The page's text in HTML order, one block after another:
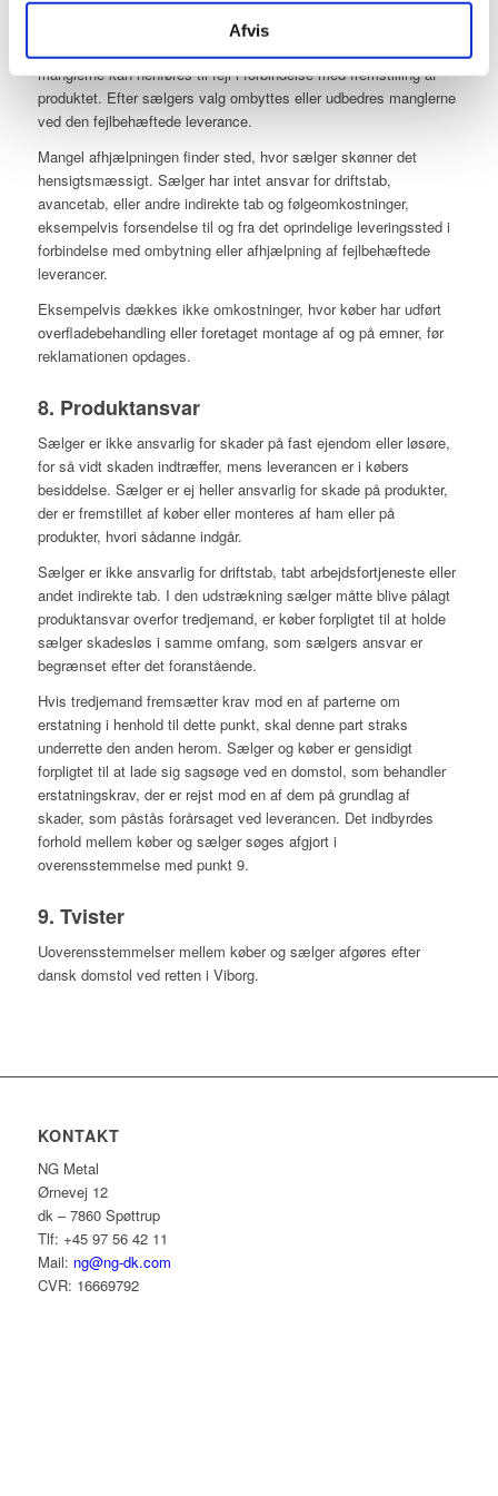
Afvis
Sælger er i øvrigt ansvarlig for mangler, der konstateres og
manglerne kan henføres til fejl i forbindelse med fremstilling af
produktet. Efter sælgers valg ombyttes eller udbedres manglerne
ved den fejlbehæftede leverance.
Mangel afhjælpningen finder sted, hvor sælger skønner det
hensigtsmæssigt. Sælger har intet ansvar for driftstab,
avancetab, eller andre indirekte tab og følgeomkostninger,
eksempelvis forsendelse til og fra det oprindelige leveringssted i
forbindelse med ombytning eller afhjælpning af fejlbehæftede
leverancer.
Eksempelvis dækkes ikke omkostninger, hvor køber har udført
overfladebehandling eller foretaget montage af og på emner, før
reklamationen opdages.
8. Produktansvar
Sælger er ikke ansvarlig for skader på fast ejendom eller løsøre,
for så vidt skaden indtræffer, mens leverancen er i købers
besiddelse. Sælger er ej heller ansvarlig for skade på produkter,
der er fremstillet af køber eller monteres af ham eller på
produkter, hvori sådanne indgår.
Sælger er ikke ansvarlig for driftstab, tabt arbejdsfortjeneste eller
andet indirekte tab. I den udstrækning sælger måtte blive pålagt
produktansvar overfor tredjemand, er køber forpligtet til at holde
sælger skadesløs i samme omfang, som sælgers ansvar er
begrænset efter det foranstående.
Hvis tredjemand fremsætter krav mod en af parterne om
erstatning i henhold til dette punkt, skal denne part straks
underrette den anden herom. Sælger og køber er gensidigt
forpligtet til at lade sig sagsøge ved en domstol, som behandler
erstatningskrav, der er rejst mod en af dem på grundlag af
skader, som påstås forårsaget ved leverancen. Det indbyrdes
forhold mellem køber og sælger søges afgjort i
overensstemmelse med punkt 9.
9. Tvister
Uoverensstemmelser mellem køber og sælger afgøres efter
dansk domstol ved retten i Viborg.
KONTAKT
NG Metal
Ørnevej 12
dk – 7860 Spøttrup
Tlf: +45 97 56 42 11
Mail: ng@ng-dk.com
CVR: 16669792